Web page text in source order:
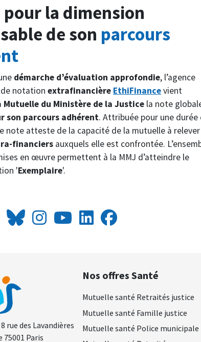
pour la dimension
de son parcours
démarche d’évaluation approfondie, l’agence
notation extrafinancière EthiFinancevient
Mutuelle du Ministère de la Justice la note
son parcours adhérent. Attribuée pour une durée
note atteste de la capacité de la mutuelle à relever
financiers auxquels elle est confrontée.
en œuvre permettent à la MMJ d’atteindre le
'Exemplaire'.
rue des Lavandières
Paris
Nos offres Santé
Mutuelle santé Retraités justice
Mutuelle santé Famille justice
Mutuelle santé Police municipale